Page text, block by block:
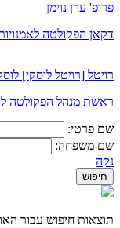
פרופ' ערן נוימן
דקאן הפקולטה
רויטל [רויטל לוסקי]
ראשת מנהל הפקולטה
שם פרטי:
שם משפחה:
נקה
תוצאות חיפוש עבור